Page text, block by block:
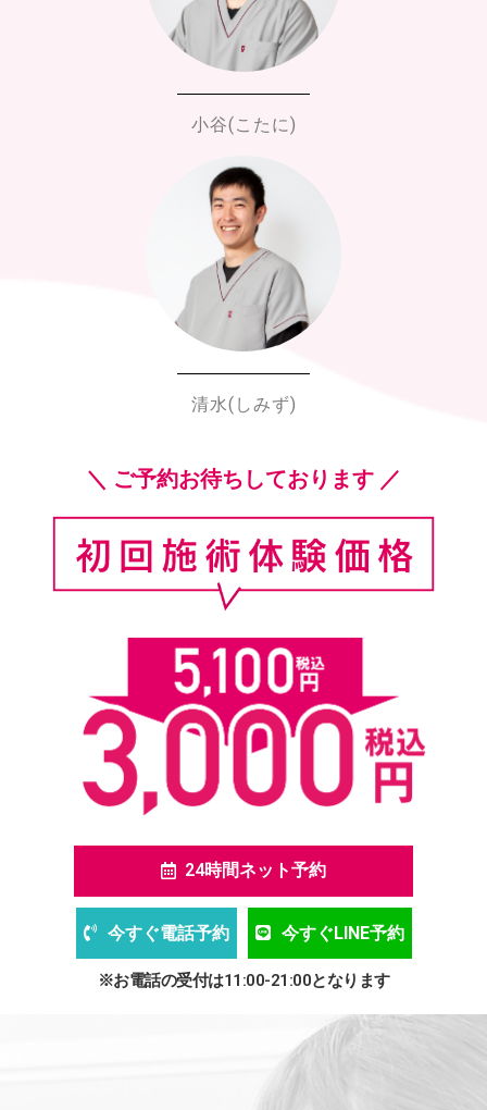
小谷(こたに)
清水(しみず)
＼ ご予約お待ちしております ／
24時間ネット予約
今すぐ電話予約 今すぐLINE予約
※お電話の受付は11:00-21:00となります